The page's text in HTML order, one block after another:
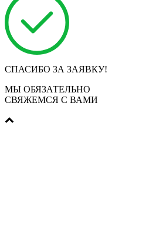
СПАСИБО ЗА ЗАЯВКУ!
МЫ ОБЯЗАТЕЛЬНО
СВЯЖЕМСЯ С ВАМИ